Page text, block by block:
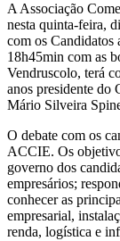
A Associação
nesta quinta-feira,
com os Candidatos
18h45min com as
Vendruscolo, terá
anos presidente do
Mário Silveira
O debate com os
ACCIE. Os
governo dos
empresários;
conhecer as
empresarial,
renda, logística e